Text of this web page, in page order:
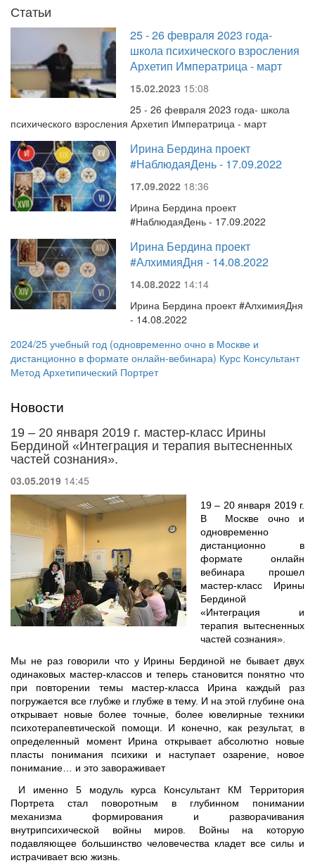
Статьи
25 - 26 февраля 2023 года-
школа психического взросления
Архетип Императрица - март
15.02.2023 15:08
25 - 26 февраля 2023 года- школа
психического взросления Архетип Императрица - март
Ирина Бердина проект
#НаблюдаяДень - 17.09.2022
17.09.2022 18:36
Ирина Бердина проект
#НаблюдаяДень - 17.09.2022
Ирина Бердина проект
#АлхимияДня - 14.08.2022
14.08.2022 14:14
Ирина Бердина проект #АлхимияДня
- 14.08.2022
2024/25 учебный год (одновременно очно в Москве и
дистанционно в формате онлайн-вебинара) Курс Консультант
Метод Архетипический Портрет
Новости
19 – 20 января 2019 г. мастер-класс Ирины
Бердиной «Интеграция и терапия вытесненных
частей сознания».
03.05.2019 14:45
19 – 20 января 2019 г.
В Москве очно и
одновременно
дистанционно в
формате онлайн
вебинара прошел
мастер-класс Ирины
Бердиной
«Интеграция и
терапия вытесненных
частей сознания».
Мы не раз говорили что у Ирины Бердиной не бывает двух
одинаковых мастер-классов и теперь становится понятно что
при повторении темы мастер-класса Ирина каждый раз
погружается все глубже и глубже в тему. И на этой глубине она
открывает новые более точные, более ювелирные техники
психотерапевтической помощи. И конечно, как результат, в
определенный момент Ирина открывает абсолютно новые
пласты понимания психики и наступает озарение, новое
понимание… и это завораживает
И именно 5 модуль курса Консультант КМ Территория
Портрета стал поворотным в глубинном понимании
механизма формирования и разворачивания
внутрипсихической войны миров. Войны на которую
подавляющее большинство человечества кладет все силы и
истрачивает всю жизнь.